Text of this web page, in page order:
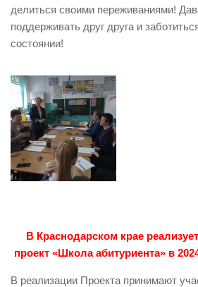
делиться своими переживаниями!
поддерживать друг друга и
состоянии!
В Краснодарском крае
проект «Школа абитуриента» в
В реализации Проекта принимают